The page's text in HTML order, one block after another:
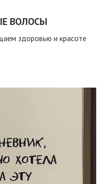
ВОЛОСЫ
здоровью и красоте